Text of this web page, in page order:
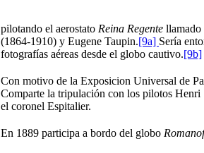
pilotando el aerostato Reina Regente llamado
(1864-1910) y Eugene Taupin.[9a] Sería
fotografías aéreas desde el globo cautivo.[9b]
Con motivo de la Exposicion Universal de
Comparte la tripulación con los pilotos
el coronel Espitalier.
En 1889 participa a bordo del globo